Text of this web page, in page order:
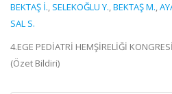
BEKTAŞ İ., SELEKOĞLU Y.,BEKTAŞ M.,
SAL S.
4.EGE PEDİATRİ HEMŞİRELİĞİ
(Özet Bildiri)